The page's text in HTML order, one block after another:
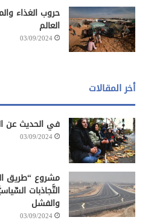
حروب الغذاء
العالم
03/09/2024
أخر المقالات
في الحديث عن
03/09/2024
مشروع “طريق
التَّجاذبات
والفشل
03/09/2024